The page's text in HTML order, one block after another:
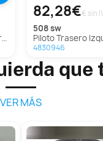
82,28€€ sin
508 sw
Piloto Trasero Izquierdo para
4830946
VER MÁS